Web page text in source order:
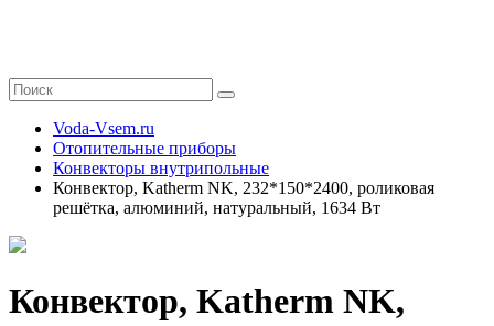
Voda-Vsem.ru
Отопительные приборы
Конвекторы внутрипольные
Конвектор, Katherm NK, 232*150*2400, роликовая
решётка, алюминий, натуральный, 1634 Вт
Конвектор, Katherm NK,